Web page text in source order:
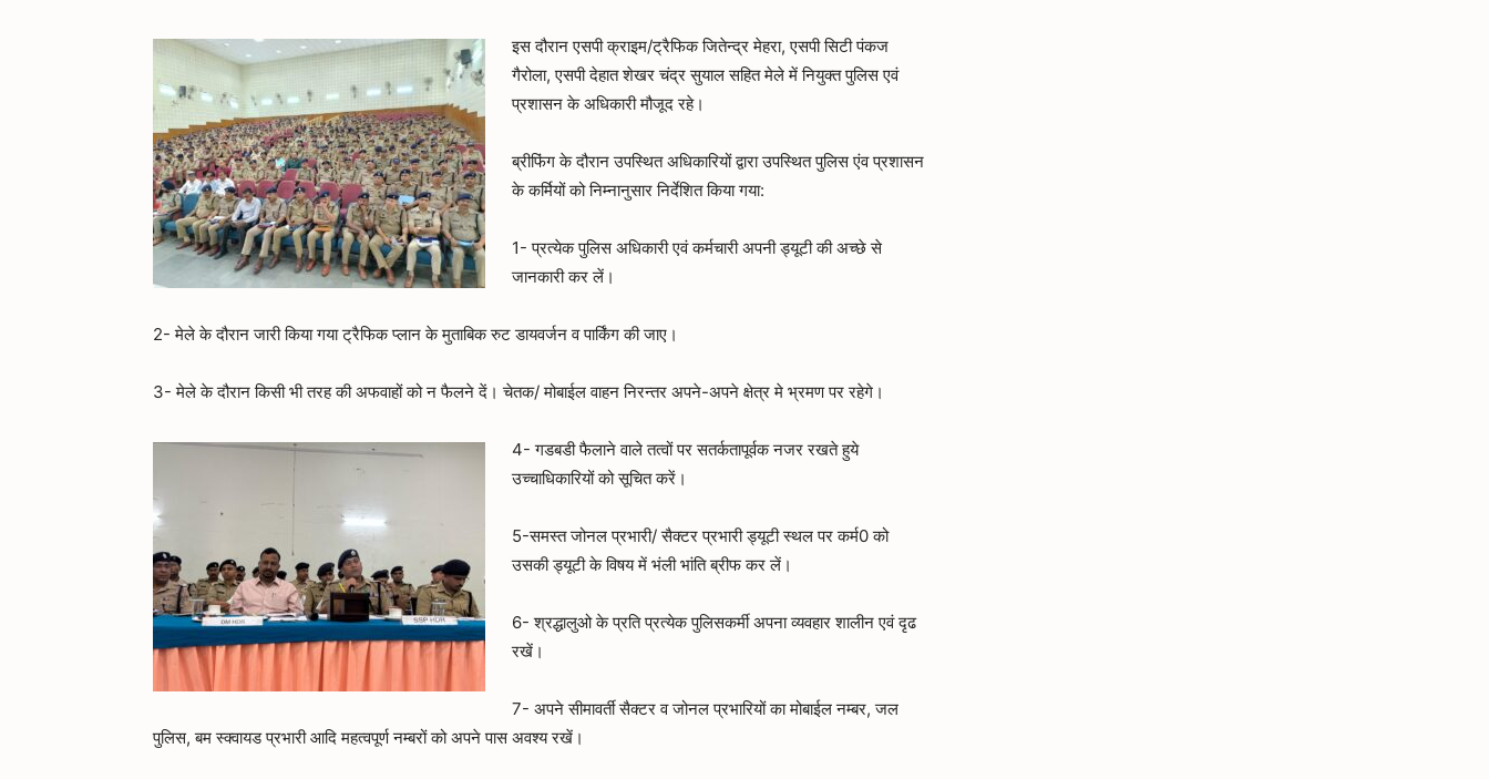
इस दौरान एसपी क्राइम/ट्रैफिक जितेन्द्र मेहरा, एसपी सिटी पंकज
गैरोला, एसपी देहात शेखर चंद्र सुयाल सहित मेले में नियुक्त पुलिस एवं
प्रशासन के अधिकारी मौजूद रहे।
ब्रीफिंग के दौरान उपस्थित अधिकारियों द्वारा उपस्थित पुलिस एंव प्रशासन
के कर्मियों को निम्नानुसार निर्देशित किया गया:
1- प्रत्येक पुलिस अधिकारी एवं कर्मचारी अपनी ड्यूटी की अच्छे से
जानकारी कर लें।
2- मेले के दौरान जारी किया गया ट्रैफिक प्लान के मुताबिक रुट डायवर्जन व पार्किंग की जाए।
3- मेले के दौरान किसी भी तरह की अफवाहों को न फैलने दें। चेतक/ मोबाईल वाहन निरन्तर अपने-अपने क्षेत्र मे भ्रमण पर रहेगे।
4- गडबडी फैलाने वाले तत्वों पर सतर्कतापूर्वक नजर रखते हुये
उच्चाधिकारियों को सूचित करें।
5-समस्त जोनल प्रभारी/ सैक्टर प्रभारी ड्यूटी स्थल पर कर्म0 को
उसकी ड्यूटी के विषय में भंली भांति ब्रीफ कर लें।
6- श्रद्धालुओ के प्रति प्रत्येक पुलिसकर्मी अपना व्यवहार शालीन एवं दृढ
रखें।
7- अपने सीमावर्ती सैक्टर व जोनल प्रभारियों का मोबाईल नम्बर, जल
पुलिस, बम स्क्वायड प्रभारी आदि महत्वपूर्ण नम्बरों को अपने पास अवश्य रखें।